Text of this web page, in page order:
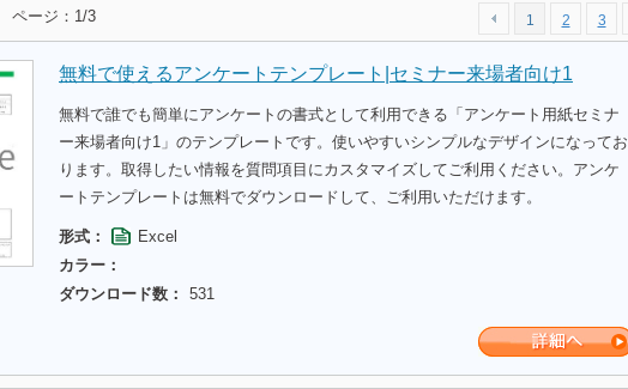
ページ：1/3 1 2 3
無料で使えるアンケートテンプレート|セミナー来場者向け1
無料で誰でも簡単にアンケートの書式として利用できる「アンケート用紙セミナ
ー来場者向け1」のテンプレートです。使いやすいシンプルなデザインになってお
ります。取得したい情報を質問項目にカスタマイズしてご利用ください。アンケ
ートテンプレートは無料でダウンロードして、ご利用いただけます。
形式：
Excel
カラー：
ダウンロード数：
531